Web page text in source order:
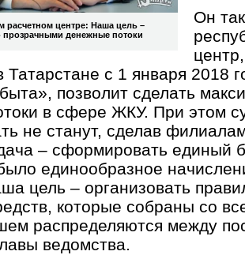
расчетном центре: Наша цель –
прозрачными денежные потоки
Он
Татарстане с 1 января 2018
позволит сделать
в сфере ЖКУ. При этом
не станут, сделав
– сформировать единый
единообразное
цель – организовать
которые собраны со
распределяются между
ведомства.